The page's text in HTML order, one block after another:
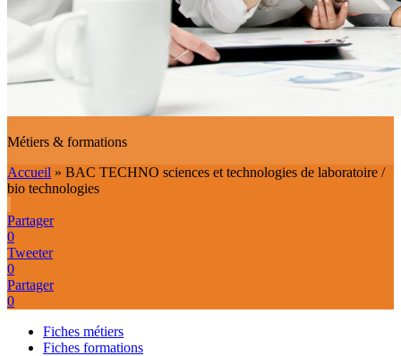
Métiers & formations
Accueil » BAC TECHNO sciences et technologies de laboratoire /
bio technologies
Partager
0
Tweeter
0
Partager
0
Fiches métiers
Fiches formations